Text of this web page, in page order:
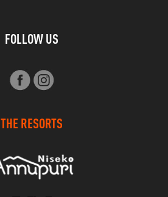
FOLLOW US
THE RESORTS